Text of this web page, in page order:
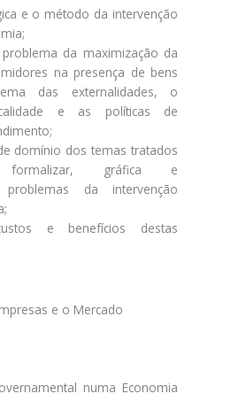
e o método da intervenção
da maximização da
na presença de bens
das externalidades, o
e as políticas de
domínio dos temas tratados
gráfica e
problemas da intervenção
e benefícios destas
e o Mercado
numa Economia